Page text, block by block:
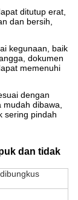
ditutup erat,
dan bersih,
kegunaan, baik
dokumen
memenuhi
dengan
dibawa,
sering pindah
dan tidak